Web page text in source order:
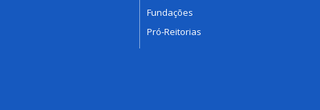
Fundações
Pró-Reitorias